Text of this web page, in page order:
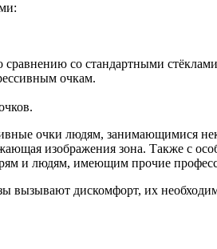
со стандартными
очкам.
очки людям, занимающимися
изображения зона. Также с
и людям, имеющим прочие
вызывают дискомфорт, их